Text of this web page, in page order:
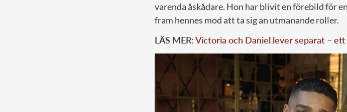
varenda åskådare. Hon har blivit en förebild för
fram hennes mod att ta sig an utmanande roller.
LÄS MER:Victoria och Daniel lever separat –